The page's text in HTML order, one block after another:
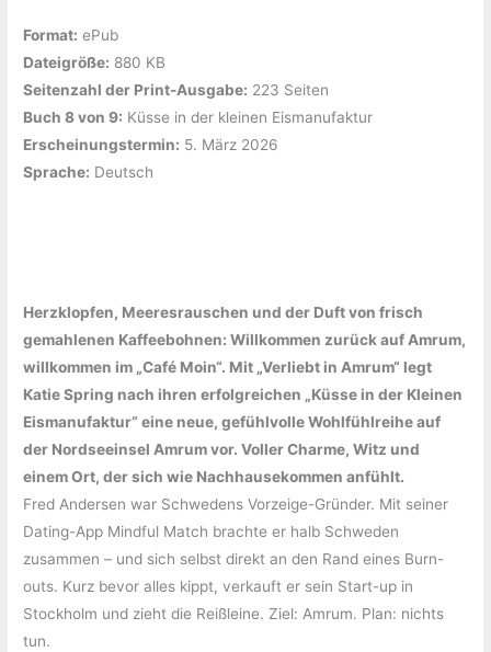
Format: ePub
Dateigröße: ‎880 KB
Seitenzahl der Print-Ausgabe: ‎223 Seiten
Buch 8 von 9: ‎Küsse in der kleinen Eismanufaktur
Erscheinungstermin: ‎5. März 2026
Sprache: ‎Deutsch
Herzklopfen, Meeresrauschen und der Duft von frisch
gemahlenen Kaffeebohnen: Willkommen zurück auf Amrum,
willkommen im „Café Moin“. Mit „Verliebt in Amrum“ legt
Katie Spring nach ihren erfolgreichen „Küsse in der Kleinen
Eismanufaktur“ eine neue, gefühlvolle Wohlfühlreihe auf
der Nordseeinsel Amrum vor. Voller Charme, Witz und
einem Ort, der sich wie Nachhausekommen anfühlt.
Fred Andersen war Schwedens Vorzeige-Gründer. Mit seiner
Dating-App Mindful Match brachte er halb Schweden
zusammen – und sich selbst direkt an den Rand eines Burn-
outs. Kurz bevor alles kippt, verkauft er sein Start-up in
Stockholm und zieht die Reißleine. Ziel: Amrum. Plan: nichts
tun.